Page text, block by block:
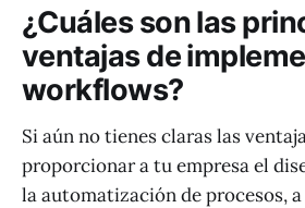
¿Cuáles son las
ventajas de
workflows?
Si aún no tienes claras las
proporcionar a tu empresa el
la automatización de procesos,